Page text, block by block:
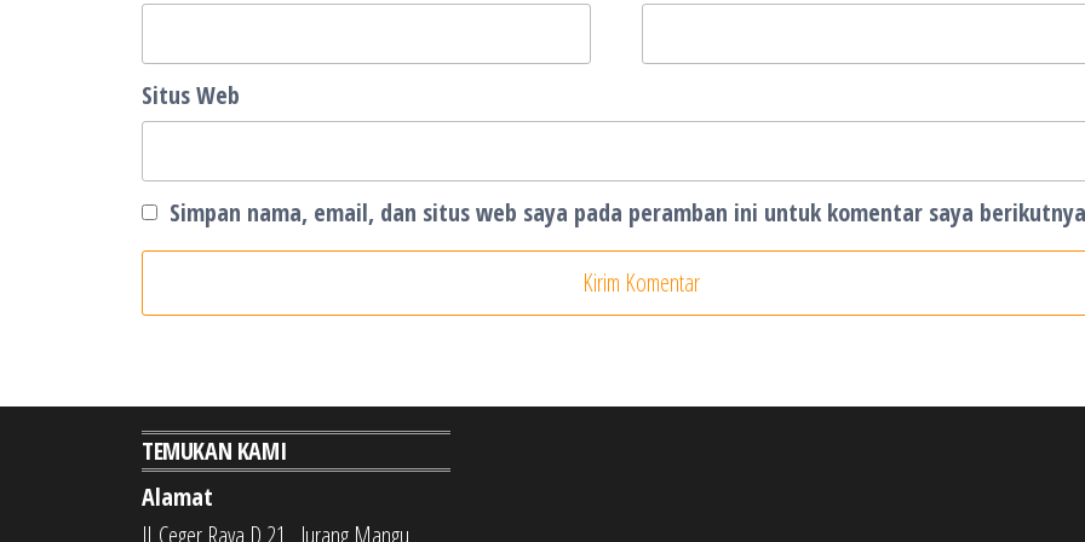
Situs Web
Simpan nama, email, dan situs web saya pada peramban ini untuk komentar saya
TEMUKAN KAMI
Alamat
JL.Ceger Raya D 21 , Jurang Mangu